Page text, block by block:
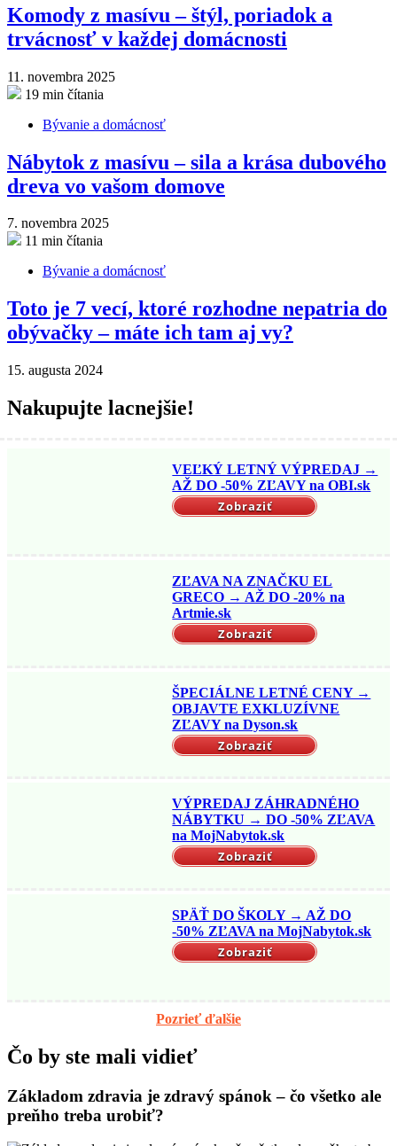
Komody z masívu – štýl, poriadok a
trvácnosť v každej domácnosti
11. novembra 2025
19 min čítania
Bývanie a domácnosť
Nábytok z masívu – sila a krása dubového
dreva vo vašom domove
7. novembra 2025
11 min čítania
Bývanie a domácnosť
Toto je 7 vecí, ktoré rozhodne nepatria do
obývačky – máte ich tam aj vy?
15. augusta 2024
Nakupujte lacnejšie!
VEĽKÝ LETNÝ VÝPREDAJ →
AŽ DO -50% ZĽAVY na OBI.sk
Zobraziť
ZĽAVA NA ZNAČKU EL
GRECO → AŽ DO -20% na
Artmie.sk
Zobraziť
ŠPECIÁLNE LETNÉ CENY →
OBJAVTE EXKLUZÍVNE
ZĽAVY na Dyson.sk
Zobraziť
VÝPREDAJ ZÁHRADNÉHO
NÁBYTKU → DO -50% ZĽAVA
na MojNabytok.sk
Zobraziť
SPÄŤ DO ŠKOLY → AŽ DO
-50% ZĽAVA na MojNabytok.sk
Zobraziť
Pozrieť ďalšie
Čo by ste mali vidieť
Základom zdravia je zdravý spánok – čo všetko ale
preňho treba urobiť?